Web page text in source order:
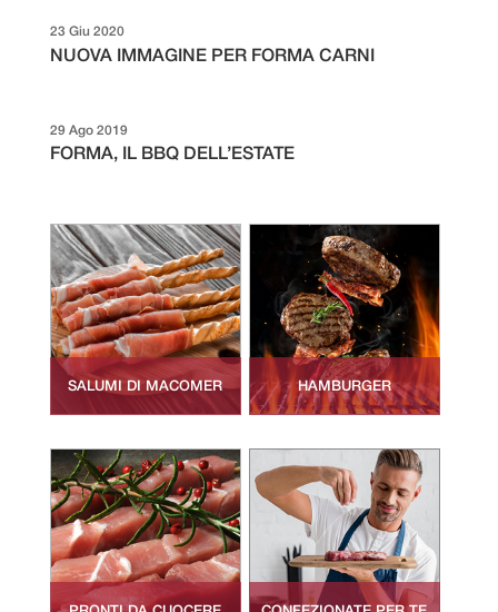
NUOVA IMMAGINE PER FORMA CARNI
23 Giu 2020
FORMA, IL BBQ DELL’ESTATE
29 Ago 2019
SALUMI DI MACOMER HAMBURGER